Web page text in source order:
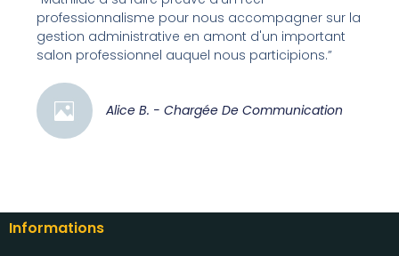
professionnalisme pour nous accompagner sur la
gestion administrative en amont d'un important
salon professionnel auquel nous participions.”
Alice B. - Chargée De Communication
Informations